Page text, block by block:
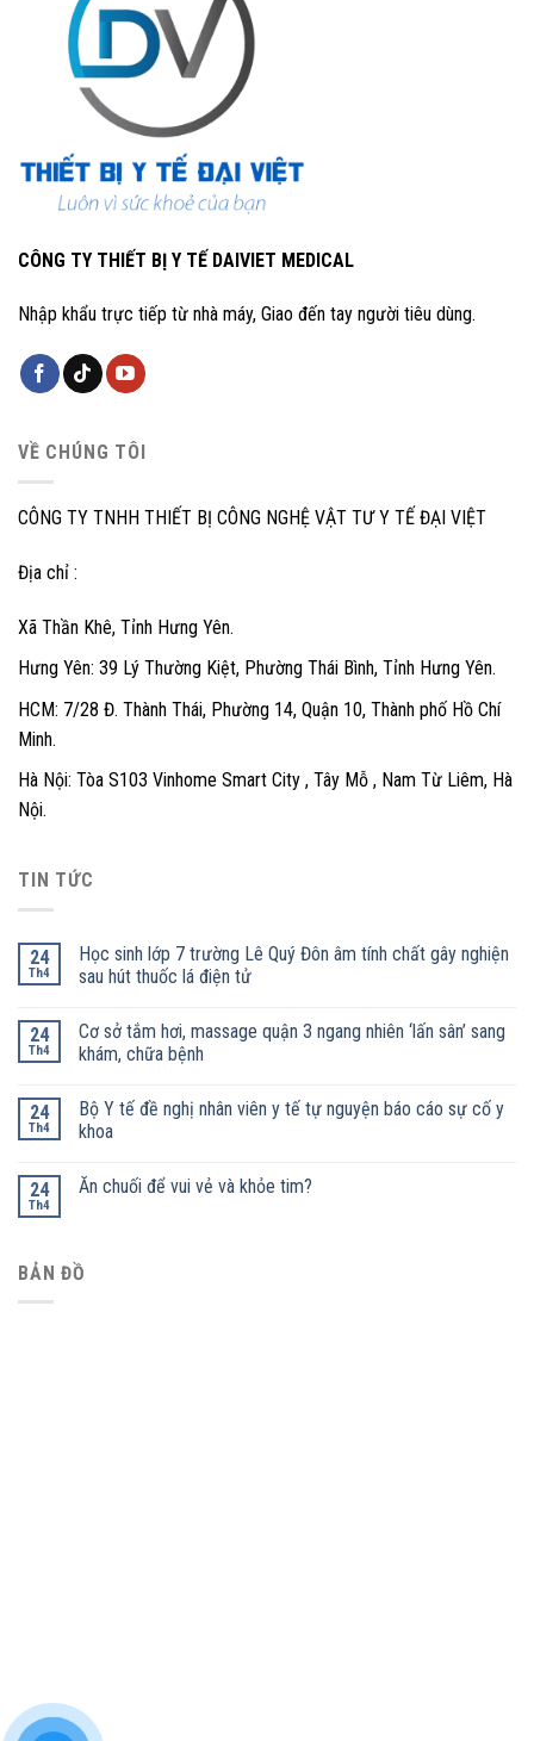
CÔNG TY THIẾT BỊ Y TẾ DAIVIET MEDICAL
Nhập khẩu trực tiếp từ nhà máy, Giao đến tay người tiêu dùng.
VỀ CHÚNG TÔI
CÔNG TY TNHH THIẾT BỊ CÔNG NGHỆ VẬT TƯ Y TẾ ĐẠI VIỆT
Địa chỉ :
Xã Thần Khê, Tỉnh Hưng Yên.
Hưng Yên: 39 Lý Thường Kiệt, Phường Thái Bình, Tỉnh Hưng Yên.
HCM: 7/28 Đ. Thành Thái, Phường 14, Quận 10, Thành phố Hồ Chí
Minh.
Hà Nội: Tòa S103 Vinhome Smart City , Tây Mỗ , Nam Từ Liêm, Hà
Nội.
TIN TỨC
24
Th4
Học sinh lớp 7 trường Lê Quý Đôn âm tính chất gây nghiện
sau hút thuốc lá điện tử
24
Th4
Cơ sở tắm hơi, massage quận 3 ngang nhiên ‘lấn sân’ sang
khám, chữa bệnh
24
Th4
Bộ Y tế đề nghị nhân viên y tế tự nguyện báo cáo sự cố y
khoa
24
Th4
Ăn chuối để vui vẻ và khỏe tim?
BẢN ĐỒ